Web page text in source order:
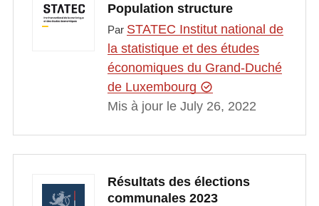
Population structure
Par STATEC Institut national de
la statistique et des études
économiques du Grand-Duché
de Luxembourg
Mis à jour le July 26, 2022
Résultats des élections
communales 2023